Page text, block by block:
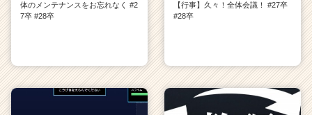
体のメンテナンスをお忘れなく #2
7卒 #28卒
【行事】久々！全体会議！ #27卒
#28卒